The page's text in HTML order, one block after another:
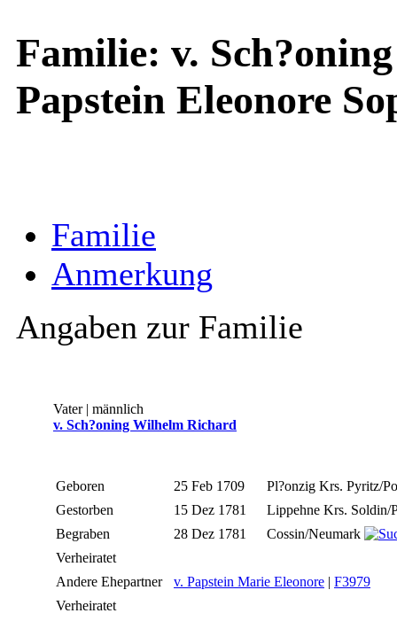
Familie: v.
Papstein Eleonore
Familie
Anmerkung
Angaben zur Familie
Vater | männlich
v. Sch?oning Wilhelm Richard
Geboren 25 Feb 1709
Pl?onzig Krs. Pyritz/
Gestorben
15 Dez 1781
Lippehne Krs. Soldin/
Begraben
28 Dez 1781
Cossin/Neumark
Verheiratet
Andere Ehepartner
v. Papstein Marie Eleonore | F3979
Verheiratet